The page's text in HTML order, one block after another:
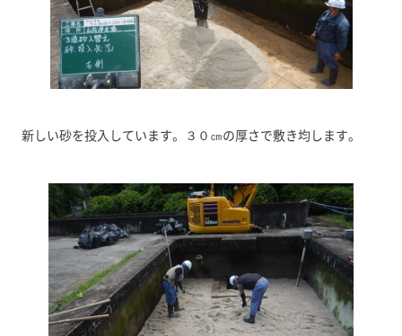
新しい砂を投入しています。３０㎝の厚さで敷き均します。